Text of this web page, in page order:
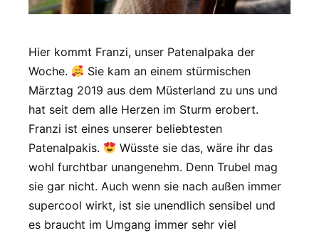
Hier kommt Franzi, unser Patenalpaka der
Woche.
Sie kam an einem stürmischen
Märztag 2019 aus dem Müsterland zu uns und
hat seit dem alle Herzen im Sturm erobert.
Franzi ist eines unserer beliebtesten
Patenalpakis.
Wüsste sie das, wäre ihr das
wohl furchtbar unangenehm. Denn Trubel mag
sie gar nicht. Auch wenn sie nach außen immer
supercool wirkt, ist sie unendlich sensibel und
es braucht im Umgang immer sehr viel